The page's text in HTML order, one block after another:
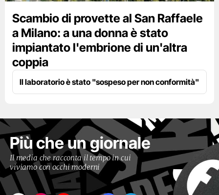
Scambio di provette al San Raffaele
a Milano: a una donna è stato
impiantato l'embrione di un'altra
coppia
Il laboratorio è stato "sospeso per non conformità"
Più che un giornale
Il media che racconta il tempo in cui
viviamo con occhi moderni